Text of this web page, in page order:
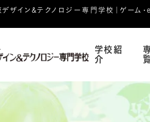
ザイン&テクノロジー専⾨学校｜ゲーム・e
学校紹
介